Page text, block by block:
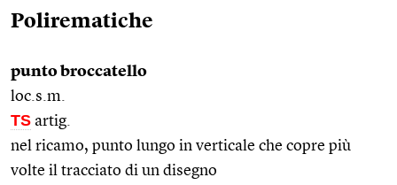
Polirematiche
punto broccatello
loc.s.m.
TS artig.
nel ricamo, punto lungo in verticale che copre più
volte il tracciato di un disegno